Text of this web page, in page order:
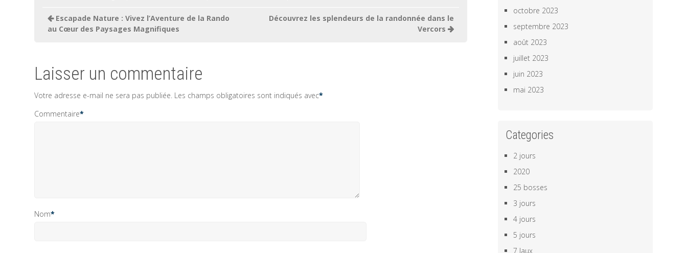
Navigation
de
Escapade Nature : Vivez l’Aventure de la Rando
au Cœur des Paysages Magnifiques
Découvrez les splendeurs de la randonnée dans le
Vercors
Laisser un commentaire
Votre adresse e-mail ne sera pas publiée. Les champs obligatoires sont indiqués avec*
Commentaire*
Nom*
octobre 2023
septembre 2023
août 2023
juillet 2023
juin 2023
mai 2023
Categories
2 jours
2020
25 bosses
3 jours
4 jours
5 jours
7 laux